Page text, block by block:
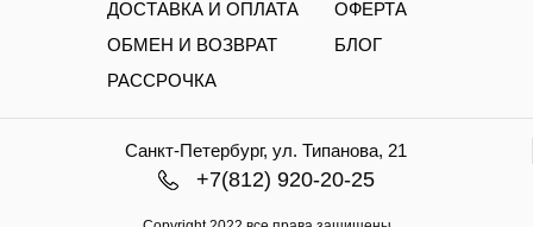
ДОСТАВКА И ОПЛАТА
ОБМЕН И ВОЗВРАТ
РАССРОЧКА
ОФЕРТА
БЛОГ
Санкт-Петербург, ул. Типанова, 21
+7(812) 920-20-25